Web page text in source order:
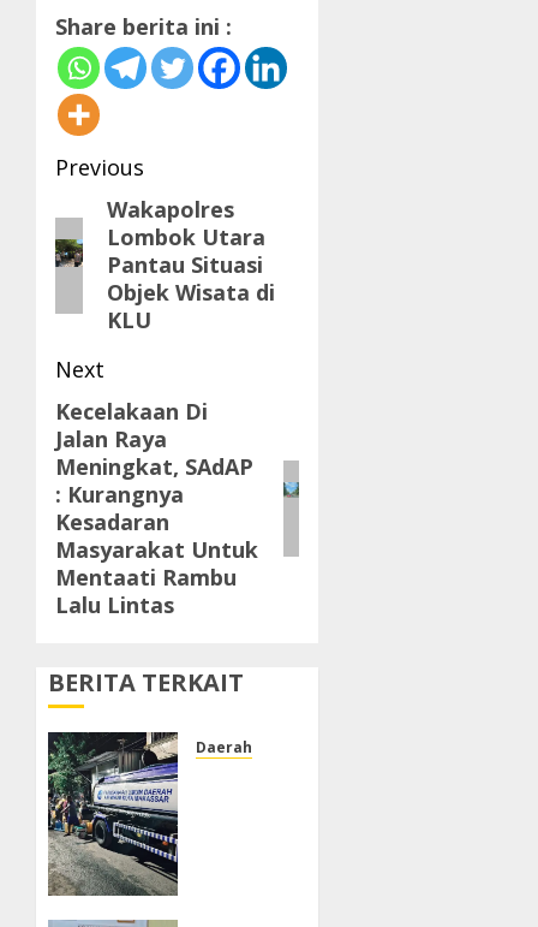
Share berita ini :
Post
navigation
Previous
Previous
post:
Wakapolres
Lombok Utara
Pantau Situasi
Objek Wisata di
KLU
Next
Next
post:
Kecelakaan Di
Jalan Raya
Meningkat, SAdAP
: Kurangnya
Kesadaran
Masyarakat Untuk
Mentaati Rambu
Lalu Lintas
BERITA TERKAIT
Daerah